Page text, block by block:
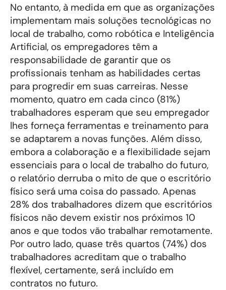
No entanto, à medida em que as organizações
implementam mais soluções tecnológicas no
local de trabalho, como robótica e Inteligência
Artificial, os empregadores têm a
responsabilidade de garantir que os
profissionais tenham as habilidades certas
para progredir em suas carreiras. Nesse
momento, quatro em cada cinco (81%)
trabalhadores esperam que seu empregador
lhes forneça ferramentas e treinamento para
se adaptarem a novas funções. Além disso,
embora a colaboração e a flexibilidade sejam
essenciais para o local de trabalho do futuro,
o relatório derruba o mito de que o escritório
físico será uma coisa do passado. Apenas
28% dos trabalhadores dizem que escritórios
físicos não devem existir nos próximos 10
anos e que todos vão trabalhar remotamente.
Por outro lado, quase três quartos (74%) dos
trabalhadores acreditam que o trabalho
flexível, certamente, será incluído em
contratos no futuro.